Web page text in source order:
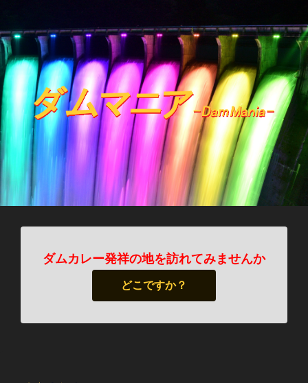
ダムカレー発祥の地を訪れてみませんか
どこですか？